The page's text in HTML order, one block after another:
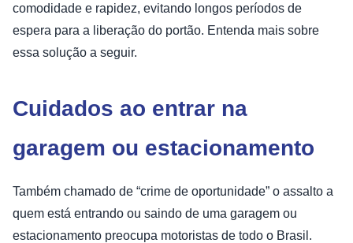
comodidade e rapidez, evitando longos períodos de
espera para a liberação do portão. Entenda mais sobre
essa solução a seguir.
Cuidados ao entrar na
garagem ou estacionamento
Também chamado de “crime de oportunidade” o assalto a
quem está entrando ou saindo de uma garagem ou
estacionamento preocupa motoristas de todo o Brasil.